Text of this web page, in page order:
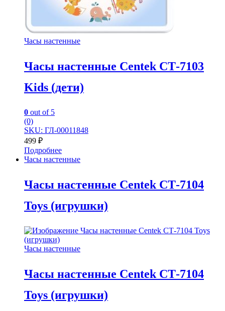
Часы настенные
Часы настенные Centek СТ-7103
Kids (дети)
0 out of 5
(0)
SKU: ГЛ-00011848
499 ₽
Подробнее
Часы настенные
Часы настенные Centek СТ-7104
Toys (игрушки)
Часы настенные
Часы настенные Centek СТ-7104
Toys (игрушки)